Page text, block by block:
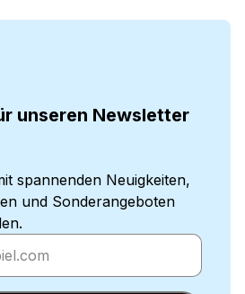
unseren Newsletter
spannenden Neuigkeiten,
und Sonderangeboten